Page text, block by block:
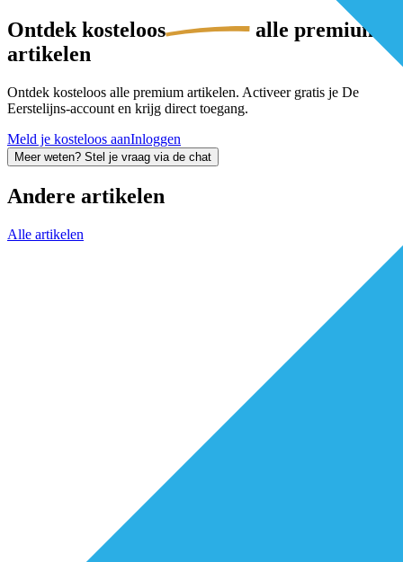
Ontdek kosteloos
alle premium-
artikelen
Ontdek kosteloos alle premium artikelen. Activeer gratis je De
Eerstelijns-account en krijg direct toegang.
Meld je kosteloos aanInloggen
Meer weten? Stel je vraag via de chat
Andere artikelen
Alle artikelen